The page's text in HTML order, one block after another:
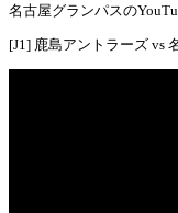
名古屋グランパスの
[J1] 鹿島アントラーズ vs